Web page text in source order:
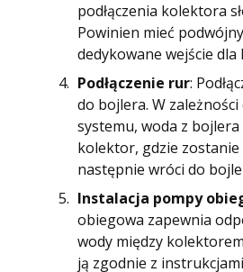
podłączenia kolektora
Powinien mieć
dedykowane wejście
Podłączenie rur:
do bojlera. W
systemu, woda z
kolektor, gdzie
następnie wróci do
Instalacja pompy
obiegowa zapewnia
wody między
ją zgodnie z